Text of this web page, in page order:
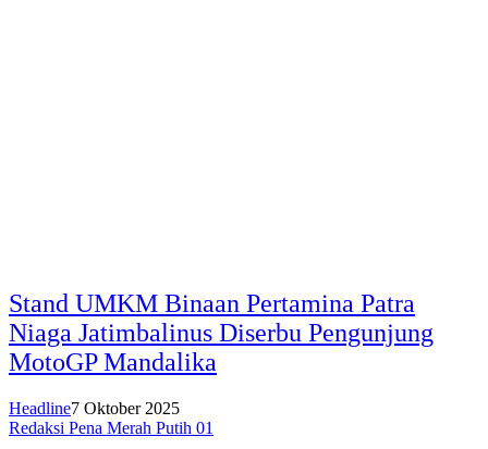
Stand UMKM Binaan Pertamina Patra
Niaga Jatimbalinus Diserbu Pengunjung
MotoGP Mandalika
Headline7 Oktober 2025
Redaksi Pena Merah Putih 01